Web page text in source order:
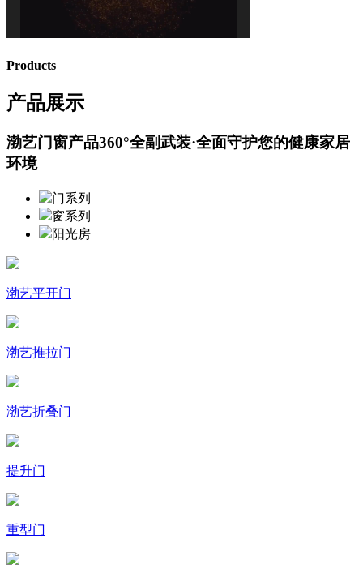
Products
产品展示
渤艺门窗产品360°全副武装·全面守护您的健康家居
环境
门系列
窗系列
阳光房
渤艺平开门
渤艺推拉门
渤艺折叠门
提升门
重型门